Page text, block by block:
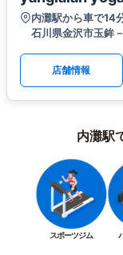
内灘駅から車で14
石川県金沢市玉鉾
店舗情報
内灘駅
スポーツジム